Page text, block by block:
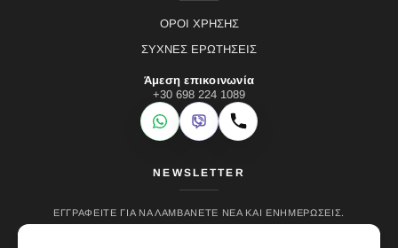
ΟΡΟΙ ΧΡΗΣΗΣ
ΣΥΧΝΕΣ ΕΡΩΤΗΣΕΙΣ
Άμεση επικοινωνία
+30 698 224 1089
WhatsApp
Viber Κλήση
NEWSLETTER
ΕΓΓΡΑΦΕΊΤΕ ΓΙΑ ΝΑ ΛΑΜΒΆΝΕΤΕ ΝΈΑ ΚΑΙ ΕΝΗΜΕΡΏΣΕΙΣ.